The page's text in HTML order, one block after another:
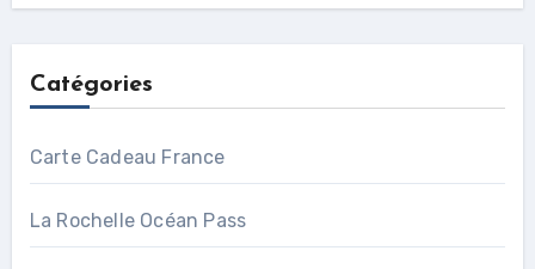
Catégories
Carte Cadeau France
La Rochelle Océan Pass